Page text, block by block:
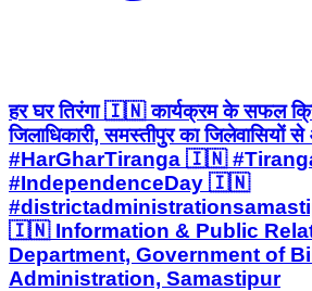
हर घर तिरंगा 🇮🇳 कार्यक्रम के सफल
जिलाधिकारी, समस्तीपुर का
#HarGharTiranga 🇮🇳
#IndependenceDay 🇮🇳
🇮🇳 Information & Public
Department, Government of
Administration, Samastipur